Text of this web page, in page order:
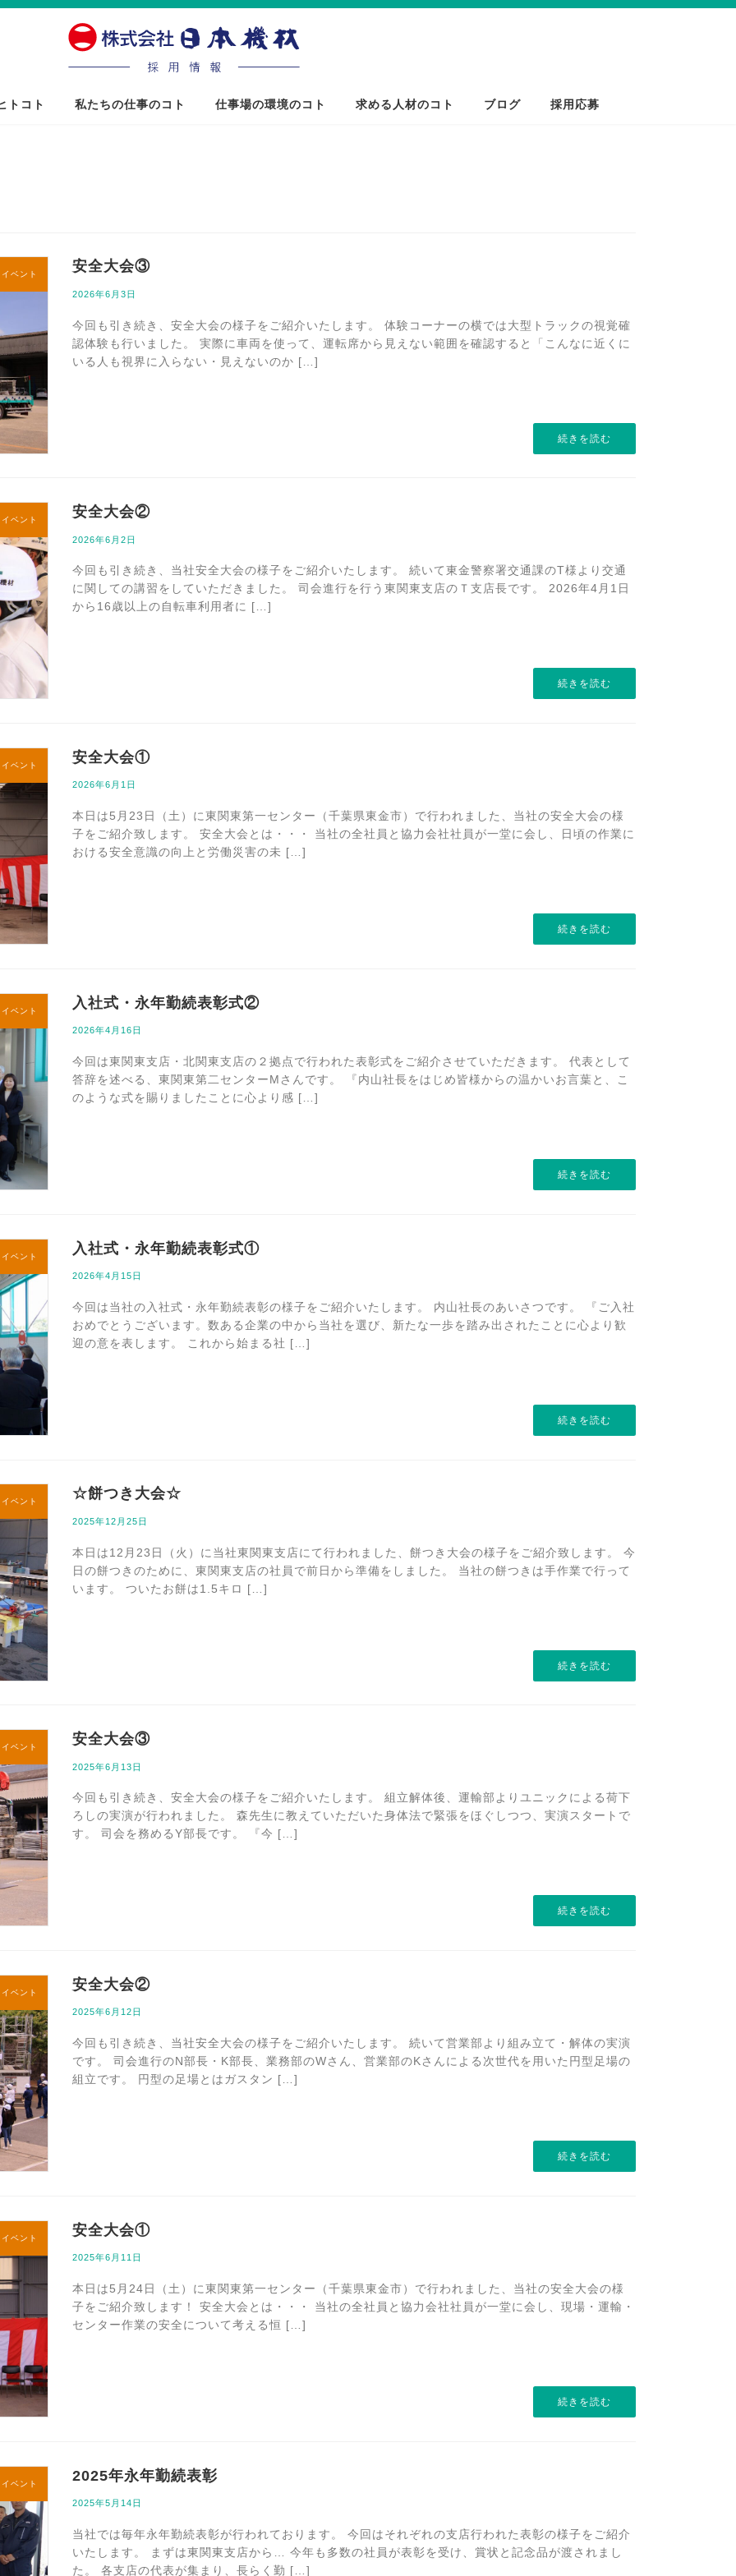
トコト 私たちの仕事のコト 仕事場の環境のコト 求める人材のコト ブログ 採用応募
ベント 安全大会③
2026年6月3日
今回も引き続き、安全大会の様子をご紹介いたします。 体験コーナーの横では大型トラックの視覚確
認体験も行いました。 実際に車両を使って、運転席から見えない範囲を確認すると「こんなに近くに
いる人も視界に入らない・見えないのか […]
続きを読む
ベント 安全大会②
2026年6月2日
今回も引き続き、当社安全大会の様子をご紹介いたします。 続いて東金警察署交通課のT様より交通
に関しての講習をしていただきました。 司会進行を行う東関東支店のＴ支店長です。 2026年4月1日
から16歳以上の自転車利用者に […]
続きを読む
ベント 安全大会①
2026年6月1日
本日は5月23日（土）に東関東第一センター（千葉県東金市）で行われました、当社の安全大会の様
子をご紹介致します。 安全大会とは・・・ 当社の全社員と協力会社社員が一堂に会し、日頃の作業に
おける安全意識の向上と労働災害の未 […]
続きを読む
ベント 入社式・永年勤続表彰式②
2026年4月16日
今回は東関東支店・北関東支店の２拠点で行われた表彰式をご紹介させていただきます。 代表として
答辞を述べる、東関東第二センターMさんです。 『内山社長をはじめ皆様からの温かいお言葉と、こ
のような式を賜りましたことに心より感 […]
続きを読む
ベント 入社式・永年勤続表彰式①
2026年4月15日
今回は当社の入社式・永年勤続表彰の様子をご紹介いたします。 内山社長のあいさつです。 『ご入社
おめでとうございます。数ある企業の中から当社を選び、新たな一歩を踏み出されたことに心より歓
迎の意を表します。 これから始まる社 […]
続きを読む
ベント ☆餅つき大会☆
2025年12月25日
本日は12月23日（火）に当社東関東支店にて行われました、餅つき大会の様子をご紹介致します。 今
日の餅つきのために、東関東支店の社員で前日から準備をしました。 当社の餅つきは手作業で行って
います。 ついたお餅は1.5キロ […]
続きを読む
ベント 安全大会③
2025年6月13日
今回も引き続き、安全大会の様子をご紹介いたします。 組立解体後、運輸部よりユニックによる荷下
ろしの実演が行われました。 森先生に教えていただいた身体法で緊張をほぐしつつ、実演スタートで
す。 司会を務めるY部長です。 『今 […]
続きを読む
ベント 安全大会②
2025年6月12日
今回も引き続き、当社安全大会の様子をご紹介いたします。 続いて営業部より組み立て・解体の実演
です。 司会進行のN部長・K部長、業務部のWさん、営業部のKさんによる次世代を用いた円型足場の
組立です。 円型の足場とはガスタン […]
続きを読む
ベント 安全大会①
2025年6月11日
本日は5月24日（土）に東関東第一センター（千葉県東金市）で行われました、当社の安全大会の様
子をご紹介致します！ 安全大会とは・・・ 当社の全社員と協力会社社員が一堂に会し、現場・運輸・
センター作業の安全について考える恒 […]
続きを読む
ベント 2025年永年勤続表彰
2025年5月14日
当社では毎年永年勤続表彰が行われております。 今回はそれぞれの支店行われた表彰の様子をご紹介
いたします。 まずは東関東支店から… 今年も多数の社員が表彰を受け、賞状と記念品が渡されまし
た。 各支店の代表が集まり、長らく勤 […]